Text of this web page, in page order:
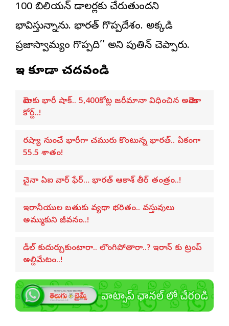
100 బిలియన్‌ డాలర్లకు చేరుతుందని
భావిస్తున్నాను. భారత్‌ గొప్పదేశం. అక్కడి
ప్రజాస్వామ్యం గొప్పది’’ అని పుతిన్‌ చెప్పారు.
ఇవి కూడా చదవండి
మెటాకు భారీ షాక్.. 5,400కోట్ల జరీమానా విధించిన అమెరికా
కోర్ట్..!
రష్యా నుంచే భారీగా చమురు కొంటున్న భారత్.. ఏకంగా
55.5 శాతం!
చైనా ఏఐ వార్ ఫేర్… భారత్ ఆకాశ్ తీర్ తంత్రం..!
ఇరానీయుల బతుకు వ్యథా భరితం.. వస్తువులు
అమ్ముకుని జీవనం..!
డీల్ కుదుర్చుకుంటారా.. లొంగిపోతారా..? ఇరాన్ కు ట్రంప్
అల్టిమేటం..!